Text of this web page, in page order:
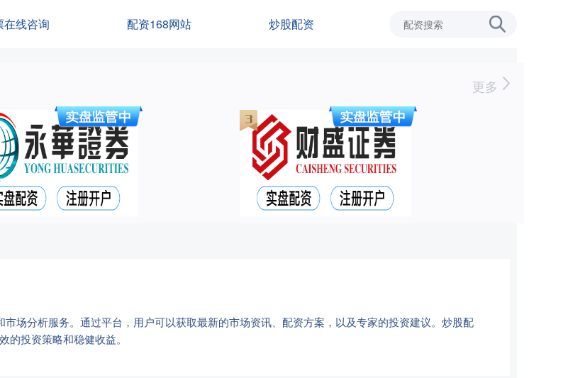
在线咨询 配资168网站 炒股配资
更多
场分析服务。通过平台，用户可以获取最新的市场资讯、配资方案，以及专家的投资建议。炒股配
投资策略和稳健收益。